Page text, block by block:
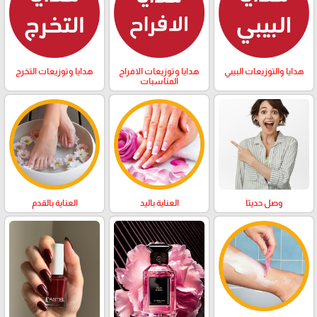
هدايا والتوزيعات البيبي
هدايا وتوزيعات الافراح
المناسبات
هدايا وتوزيعات التخرج
وصل حديثا العناية باليد العناية بالقدم